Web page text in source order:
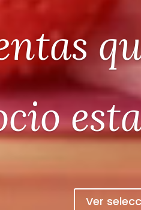
Quiero más